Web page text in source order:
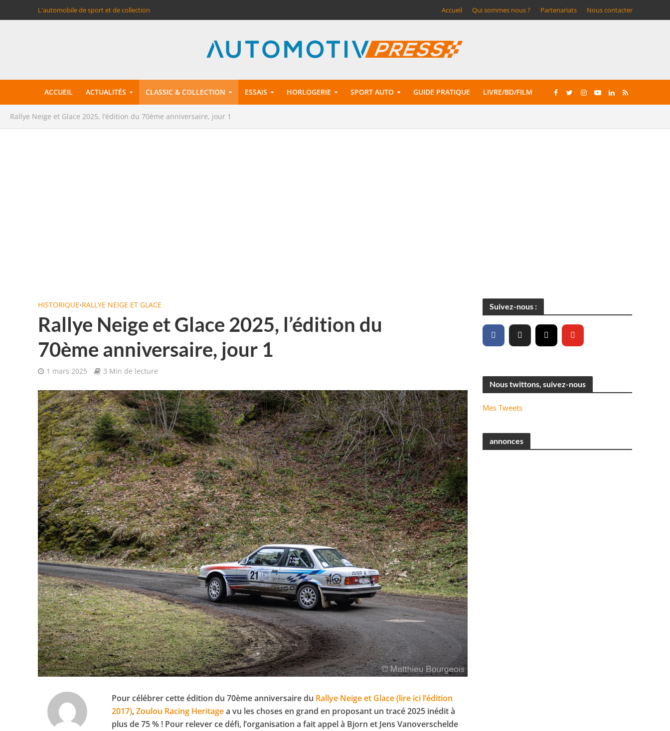
L'automobile de sport et de collection Accueil Qui sommes nous ? Partenariats Nous contacter
ACCUEIL ACTUALITÉS CLASSIC & COLLECTION ESSAIS HORLOGERIE SPORT AUTO GUIDE PRATIQUE LIVRE/BD/FILM
Rallye Neige et Glace 2025, l’édition du 70ème anniversaire, jour 1
HISTORIQUE•RALLYE NEIGE ET GLACE
Rallye Neige et Glace 2025, l’édition du
70ème anniversaire, jour 1
1 mars 2025 3 Min de lecture
Pour célébrer cette édition du 70ème anniversaire du Rallye Neige et Glace (lire ici l’édition
2017),Zoulou Racing Heritagea vu les choses en grand en proposant un tracé 2025 inédit à
plus de 75 % ! Pour relever ce défi, l’organisation a fait appel à Bjorn et Jens Vanoverschelde
Suivez-nous :
Nous twittons, suivez-nous
Mes Tweets
annonces